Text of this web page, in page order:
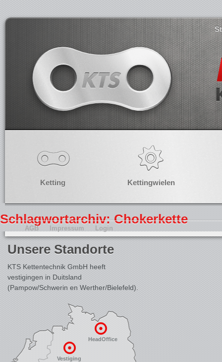
Ketting Kettingwielen
Schlagwortarchiv: Chokerkette
Unsere Standorte
KTS Kettentechnik GmbH heeft
vestigingen in Duitsland
(Pampow/Schwerin en Werther/Bielefeld).
HeadOffice
Vestiging
AGB Impressum Login